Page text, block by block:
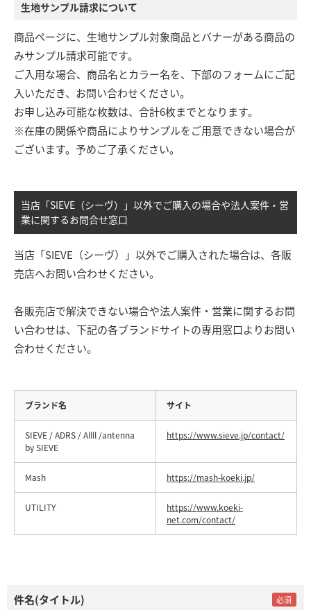
生地サンプル請求について
商品ページに、生地サンプル対象商品とバナーがある商品の
みサンプル請求可能です。
ご入用な場合、商品名とカラー名を、下部のフォームにご記
入いただき、お問い合わせください。
お申し込み可能な枚数は、合計6枚までとなります。
※在庫の関係や商品によりサンプルをご用意できない場合が
ございます。予めご了承ください。
当店「SIEVE（シーヴ）」以外でご購入の場合や法人案件・営
業に関するお問合せ窓口
当店「SIEVE（シーヴ）」以外でご購入された場合は、各販
売店へお問い合わせください。
各販売店で解決できない場合や法人案件・営業に関するお問
い合わせは、下記の各ブランドサイトの専用窓口よりお問い
合わせください。
ブランド名 サイト
SIEVE / ADRS / Allll /antenna
by SIEVE
https://www.sieve.jp/contact/
Mash https://mash-koeki.jp/
UTILITY
https://www.koeki-
net.com/contact/
件名(タイトル)